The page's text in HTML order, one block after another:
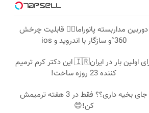
دوربین مداربسته پانوراما👈🏻 قابلیت چرخش
360°و سازگار با اندروید و ios
برای اولین بار در ایران🇮🇷 این دکتر کرم ترمیم
کننده 23 روزه ساخت!
جای بخیه داری؟؟ فقط در 3 هفته ترمیمش
کن!😍